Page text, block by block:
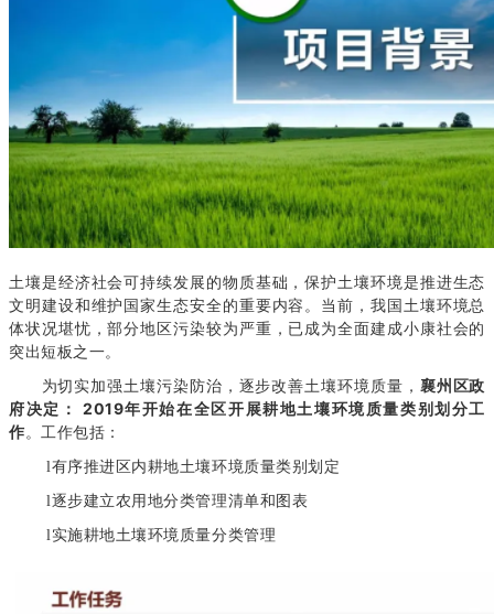
土壤是经济社会可持续发展的物质基础，保护土壤环境是推进生态
文明建设和维护国家生态安全的重要内容。当前，我国土壤环境总
体状况堪忧，部分地区污染较为严重，已成为全面建成小康社会的
突出短板之一。
为切实加强土壤污染防治，逐步改善土壤环境质量， 襄州区政
府决定： 2019年开始在全区开展耕地土壤环境质量类别划分工
作。工作包括：
l有序推进区内耕地土壤环境质量类别划定
l逐步建立农用地分类管理清单和图表
l实施耕地土壤环境质量分类管理